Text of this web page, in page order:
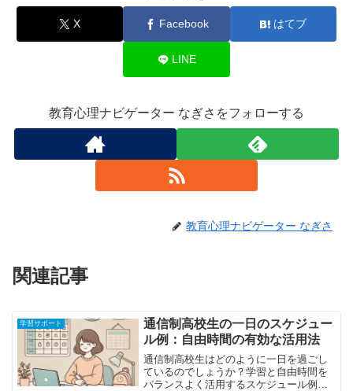
X Facebook はてブ
LINE
教育心理ナビゲーター なぎさをフォローする
教育心理ナビゲーター なぎさ
関連記事
学習サポート
通信制高校生の一日のスケジュー
ル例：自由時間の有効な活用法
通信制高校生はどのように一日を過ごし
ているのでしょうか？学習と自由時間を
バランスよく活用するスケジュール例を